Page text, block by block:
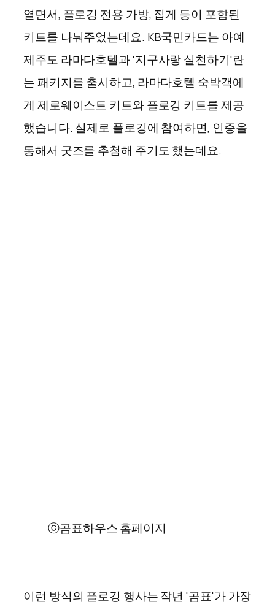
열면서, 플로깅 전용 가방, 집게 등이 포함된
키트를 나눠주었는데요. KB국민카드는 아예
제주도 라마다호텔과 '지구사랑 실천하기'란
는 패키지를 출시하고, 라마다호텔 숙박객에
게 제로웨이스트 키트와 플로깅 키트를 제공
했습니다. 실제로 플로깅에 참여하면, 인증을
통해서 굿즈를 추첨해 주기도 했는데요.
ⓒ곰표하우스 홈페이지
이런 방식의 플로깅 행사는 작년 '곰표'가 가장